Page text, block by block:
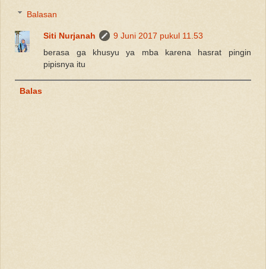
Balasan
Siti Nurjanah
9 Juni 2017 pukul 11.53
berasa ga khusyu ya mba karena hasrat pingin
pipisnya itu
Balas